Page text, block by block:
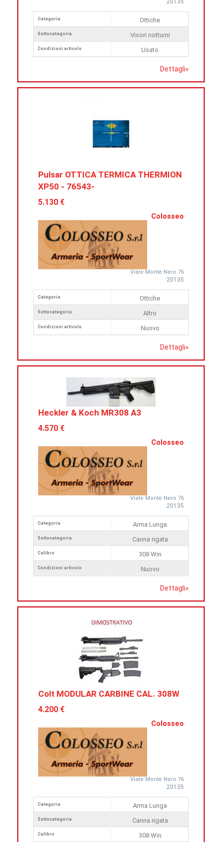
20135
Categoria
Sottocategoria
Condizioni articolo
Ottiche
Visori notturni
Usato
Dettagli»
Pulsar OTTICA TERMICA THERMION
XP50 - 76543-
5.130 €
Colosseo
Viale Monte Nero 76
20135
Categoria
Sottocategoria
Condizioni articolo
Ottiche
Altro
Nuovo
Dettagli»
Heckler & Koch MR308 A3
4.570 €
Colosseo
Viale Monte Nero 76
20135
Categoria
Sottocategoria
Calibro
Condizioni articolo
Arma Lunga
Canna rigata
308 Win
Nuovo
Dettagli»
Colt MODULAR CARBINE CAL. 308W
4.200 €
Colosseo
Viale Monte Nero 76
20135
Categoria
Sottocategoria
Calibro
Arma Lunga
Canna rigata
308 Win